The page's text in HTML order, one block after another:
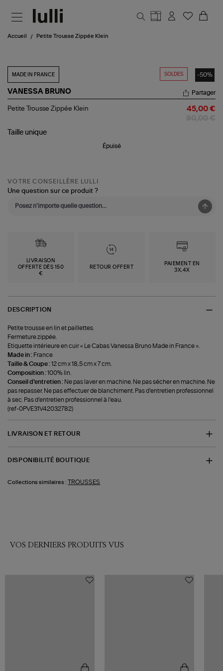
Accueil Petite Trousse Zippée Klein
SOLDES -50%
MADE IN FRANCE
VANESSA BRUNO
Petite
Klein
Partager
Petite Trousse Zippée Klein 45,00 €
Taille unique
Épuisé
VOTRE CONSEILLÈRE LULLI
Une question sur ce produit ?
LIVRAISON
OFFERTE DÈS 150
€
RETOUR OFFERT
PAIEMENT EN
3X,4X
DESCRIPTION
Petite trousse en lin et paillettes.
Fermeture zippée.
Etiquette intérieure en cuir « Le Cabas Vanessa Bruno Made in France ».
Made in : France
Taille & Coupe :12 cm x 18,5 cm x 7 cm.
Composition :100% lin.
Conseil d'entretien : Ne pas laver en machine. Ne pas sécher en machine. Ne
pas repasser. Ne pas effectuer de blanchiment. Pas d’entretien professionnel
à sec. Pas d’entretien professionnel à l’eau.
(ref-0PVE31V42032782)
LIVRAISON ET RETOUR
DISPONIBILITÉ BOUTIQUE
Collections similaires : TROUSSES
VOS DERNIERS PRODUITS VUS